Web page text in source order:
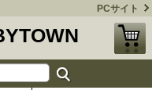
PCサイト